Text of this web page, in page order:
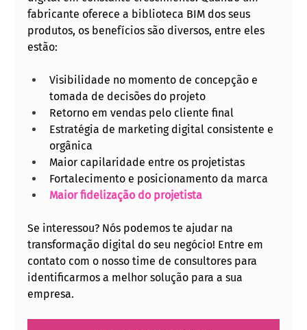
fabricante oferece a biblioteca BIM dos seus
produtos, os benefícios são diversos, entre eles
estão:
Visibilidade no momento de concepção e
tomada de decisões do projeto
Retorno em vendas pelo cliente final
Estratégia de marketing digital consistente e
orgânica
Maior capilaridade entre os projetistas
Fortalecimento e posicionamento da marca
Maior fidelização do projetista
Se interessou? Nós podemos te ajudar na
transformação digital do seu negócio! Entre em
contato com o nosso time de consultores para
identificarmos a melhor solução para a sua
empresa.